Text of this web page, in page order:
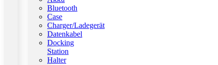
Bluetooth
Case
Charger/Ladegerät
Datenkabel
Docking
Station
Halter